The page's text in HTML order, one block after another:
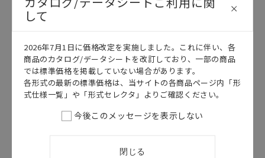
して
2026年7月1日に価格改定を実施しました。これに伴い、各
商品のカタログ/データシートを改訂しており、一部の商品
では標準価格を掲載していない場合があります。
各形式の最新の標準価格は、当サイトの各商品ページ内「形
式仕様一覧」や「形式セレクタ」よりご確認ください。
今後このメッセージを表示しない
閉じる